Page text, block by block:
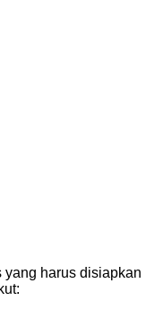
yang harus disiapkan